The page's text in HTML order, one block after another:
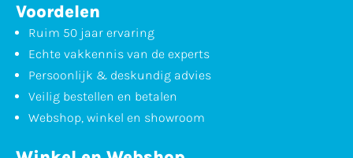
Voordelen
Ruim 50 jaar ervaring
Echte vakkennis van de experts
Persoonlijk & deskundig advies
Veilig bestellen en betalen
Webshop, winkel en showroom